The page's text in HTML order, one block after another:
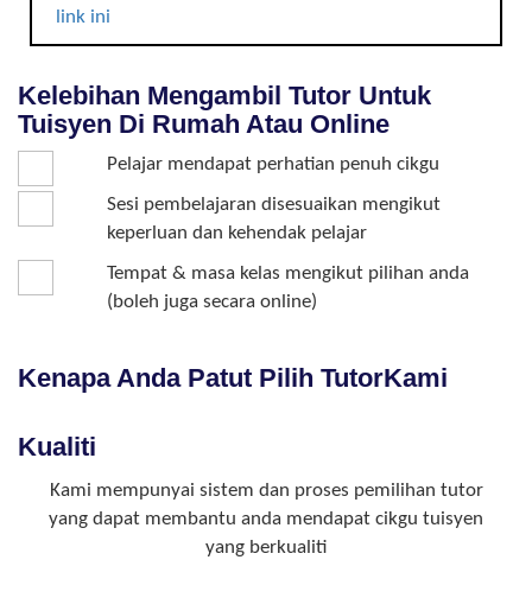
link ini
Kelebihan Mengambil Tutor Untuk
Tuisyen Di Rumah Atau Online
Pelajar mendapat perhatian penuh cikgu
Sesi pembelajaran disesuaikan mengikut
keperluan dan kehendak pelajar
Tempat & masa kelas mengikut pilihan anda
(boleh juga secara online)
Kenapa Anda Patut Pilih TutorKami
Kualiti
Kami mempunyai sistem dan proses pemilihan tutor
yang dapat membantu anda mendapat cikgu tuisyen
yang berkualiti